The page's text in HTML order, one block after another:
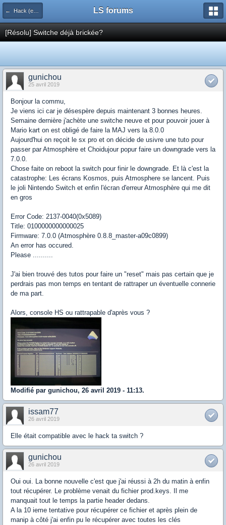
← Hack (exploits, homebrews...) LS forums
[Résolu] Switche déjà brickée?
gunichou
25 avril 2019
Bonjour la commu,
Je viens ici car je désespère depuis maintenant 3 bonnes heures.
Semaine dernière j'achète une switche neuve et pour pouvoir jouer à
Mario kart on est obligé de faire la MAJ vers la 8.0.0
Aujourd'hui on reçoit le sx pro et on décide de usivre une tuto pour
passer par Atmosphère et Choidujour popur faire un downgrade vers la
7.0.0.
Chose faite on reboot la switch pour finir le downgrade. Et là c'est la
catastrophe: Les écrans Kosmos, puis Atmosphere se lancent. Puis
le joli Nintendo Switch et enfin l'écran d'erreur Atmosphère qui me dit
en gros
Error Code: 2137-0040(0x5089)
Title: 0100000000000025
Firmware: 7.0.0 (Atmosphère 0.8.8_master-a09c0899)
An error has occured.
Please ..........
J'ai bien trouvé des tutos pour faire un "reset" mais pas certain que je
perdrais pas mon temps en tentant de rattraper un éventuelle connerie
de ma part.
Alors, console HS ou rattrapable d'après vous ?
Modifié par gunichou, 26 avril 2019 - 11:13.
issam77
26 avril 2019
Elle était compatible avec le hack ta switch ?
gunichou
26 avril 2019
Oui oui. La bonne nouvelle c'est que j'ai réussi à 2h du matin à enfin
tout récupérer. Le problème venait du fichier prod.keys. Il me
manquait tout le temps la partie header dedans.
A la 10 ieme tentative pour récupérer ce fichier et après plein de
manip à côté j'ai enfin pu le récupérer avec toutes les clés